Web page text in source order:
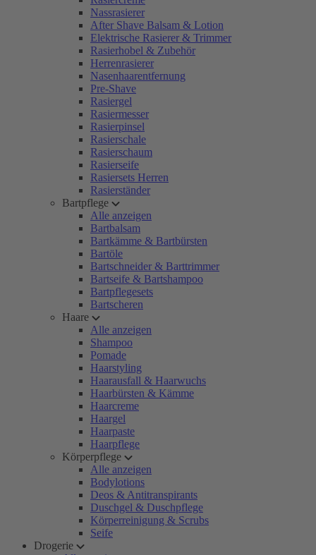
Nassrasierer
After Shave Balsam & Lotion
Elektrische Rasierer & Trimmer
Rasierhobel & Zubehör
Herrenrasierer
Nasenhaarentfernung
Pre-Shave
Rasiergel
Rasiermesser
Rasierpinsel
Rasierschale
Rasierschaum
Rasierseife
Rasiersets Herren
Rasierständer
Bartpflege
Alle anzeigen
Bartbalsam
Bartkämme & Bartbürsten
Bartöle
Bartschneider & Barttrimmer
Bartseife & Bartshampoo
Bartpflegesets
Bartscheren
Haare
Alle anzeigen
Shampoo
Pomade
Haarstyling
Haarausfall & Haarwuchs
Haarbürsten & Kämme
Haarcreme
Haargel
Haarpaste
Haarpflege
Körperpflege
Alle anzeigen
Bodylotions
Deos & Antitranspirants
Duschgel & Duschpflege
Körperreinigung & Scrubs
Seife
Drogerie